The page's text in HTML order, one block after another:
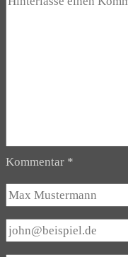
Kommentar *